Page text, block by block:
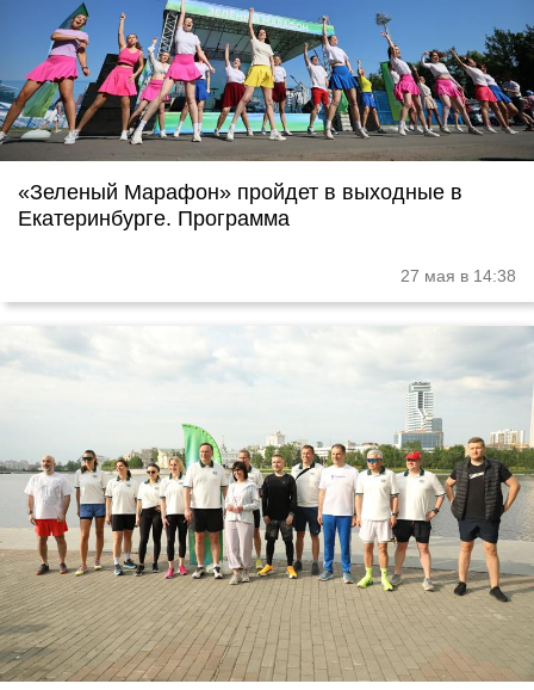
«Зеленый Марафон» пройдет в выходные в
Екатеринбурге. Программа
27 мая в 14:38